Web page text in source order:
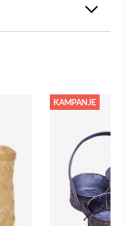
KAMPANJE